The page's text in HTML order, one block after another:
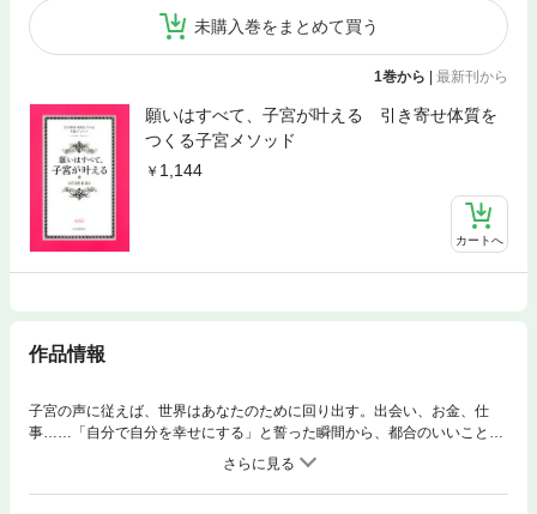
未購入巻をまとめて買う
1巻から | 最新刊から
願いはすべて、子宮が叶える 引き寄せ体質を
つくる子宮メソッド
1,144
カートへ
作品情報
子宮の声に従えば、世界はあなたのために回り出す。出会い、お金、仕
事……「自分で自分を幸せにする」と誓った瞬間から、都合のいいことば
かり起こり始める！自分を愛するための幸運習慣。